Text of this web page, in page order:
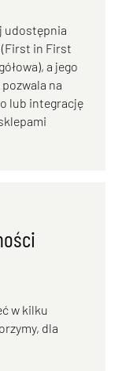
udostępnia
(First in First
a jego
na
lub integrację
w kilku
dla